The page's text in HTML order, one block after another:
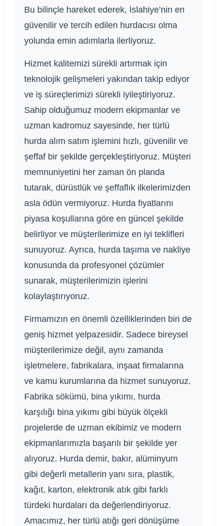
Bu bilinçle hareket ederek, İslahiye’nin en
güvenilir ve tercih edilen hurdacısı olma
yolunda emin adımlarla ilerliyoruz.
Hizmet kalitemizi sürekli artırmak için
teknolojik gelişmeleri yakından takip ediyor
ve iş süreçlerimizi sürekli iyileştiriyoruz.
Sahip olduğumuz modern ekipmanlar ve
uzman kadromuz sayesinde, her türlü
hurda alım satım işlemini hızlı, güvenilir ve
şeffaf bir şekilde gerçekleştiriyoruz. Müşteri
memnuniyetini her zaman ön planda
tutarak, dürüstlük ve şeffaflık ilkelerimizden
asla ödün vermiyoruz. Hurda fiyatlarını
piyasa koşullarına göre en güncel şekilde
belirliyor ve müşterilerimize en iyi teklifleri
sunuyoruz. Ayrıca, hurda taşıma ve nakliye
konusunda da profesyonel çözümler
sunarak, müşterilerimizin işlerini
kolaylaştırıyoruz.
Firmamızın en önemli özelliklerinden biri de
geniş hizmet yelpazesidir. Sadece bireysel
müşterilerimize değil, aynı zamanda
işletmelere, fabrikalara, inşaat firmalarına
ve kamu kurumlarına da hizmet sunuyoruz.
Fabrika sökümü, bina yıkımı, hurda
karşılığı bina yıkımı gibi büyük ölçekli
projelerde de uzman ekibimiz ve modern
ekipmanlarımızla başarılı bir şekilde yer
alıyoruz. Hurda demir, bakır, alüminyum
gibi değerli metallerin yanı sıra, plastik,
kağıt, karton, elektronik atık gibi farklı
türdeki hurdaları da değerlendiriyoruz.
Amacımız, her türlü atığı geri dönüşüme